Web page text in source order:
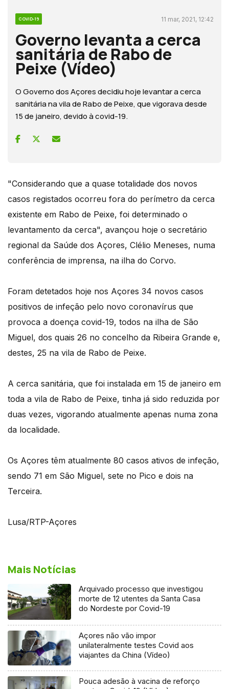
COVID-19 11 mar, 2021, 12:42
Governo levanta a cerca
sanitária de Rabo de
Peixe (Vídeo)
O Governo dos Açores decidiu hoje levantar a cerca
sanitária na vila de Rabo de Peixe, que vigorava desde
15 de janeiro, devido à covid-19.
"Considerando que a quase totalidade dos novos
casos registados ocorreu fora do perímetro da cerca
existente em Rabo de Peixe, foi determinado o
levantamento da cerca", avançou hoje o secretário
regional da Saúde dos Açores, Clélio Meneses, numa
conferência de imprensa, na ilha do Corvo.
Foram detetados hoje nos Açores 34 novos casos
positivos de infeção pelo novo coronavírus que
provoca a doença covid-19, todos na ilha de São
Miguel, dos quais 26 no concelho da Ribeira Grande e,
destes, 25 na vila de Rabo de Peixe.
A cerca sanitária, que foi instalada em 15 de janeiro em
toda a vila de Rabo de Peixe, tinha já sido reduzida por
duas vezes, vigorando atualmente apenas numa zona
da localidade.
Os Açores têm atualmente 80 casos ativos de infeção,
sendo 71 em São Miguel, sete no Pico e dois na
Terceira.
Lusa/RTP-Açores
Mais Notícias
Arquivado processo que investigou
morte de 12 utentes da Santa Casa
do Nordeste por Covid-19
Açores não vão impor
unilateralmente testes Covid aos
viajantes da China (Vídeo)
Pouca adesão à vacina de reforço